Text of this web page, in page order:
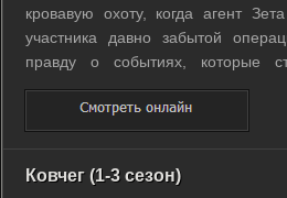
кровавую охоту, когда агент
участника давно забытой
правду о событиях, которые
архивов десятилетия назад.
лабиринты заброшенных баз
Зета сталкивается с Альфой,
Ковчег (1-3 сезон)